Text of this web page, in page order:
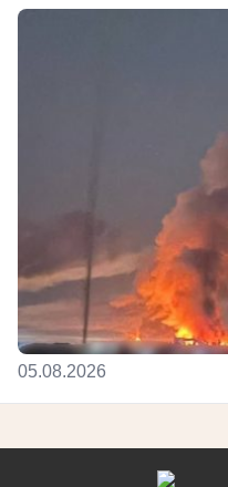
05.08.2026